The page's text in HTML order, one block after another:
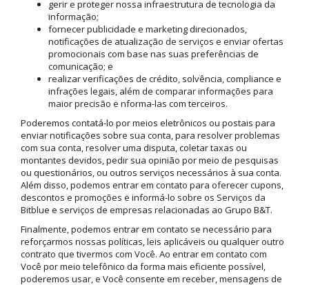
gerir e proteger nossa infraestrutura de tecnologia da
informação;
fornecer publicidade e marketing direcionados,
notificações de atualização de serviços e enviar ofertas
promocionais com base nas suas preferências de
comunicação; e
realizar verificações de crédito, solvência, compliance e
infrações legais, além de comparar informações para
maior precisão e nforma-las com terceiros.
Poderemos contatá-lo por meios eletrônicos ou postais para
enviar notificações sobre sua conta, para resolver problemas
com sua conta, resolver uma disputa, coletar taxas ou
montantes devidos, pedir sua opinião por meio de pesquisas
ou questionários, ou outros serviços necessários à sua conta.
Além disso, podemos entrar em contato para oferecer cupons,
descontos e promoções e informá-lo sobre os Serviços da
Bitblue e serviços de empresas relacionadas ao Grupo B&T.
Finalmente, podemos entrar em contato se necessário para
reforçarmos nossas políticas, leis aplicáveis ou qualquer outro
contrato que tivermos com Você. Ao entrar em contato com
Você por meio telefônico da forma mais eficiente possível,
poderemos usar, e Você consente em receber, mensagens de